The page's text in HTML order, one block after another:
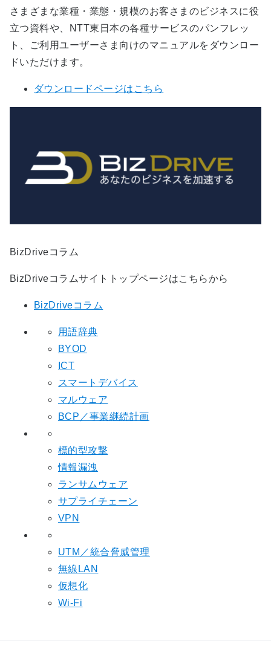
さまざまな業種・業態・規模のお客さまのビジネスに役
立つ資料や、NTT東日本の各種サービスのパンフレッ
ト、ご利用ユーザーさま向けのマニュアルをダウンロー
ドいただけます。
ダウンロードページはこちら
BizDriveコラム
BizDriveコラムサイトトップページはこちらから
BizDriveコラム
用語辞典
BYOD
ICT
スマートデバイス
マルウェア
BCP／事業継続計画
標的型攻撃
情報漏洩
ランサムウェア
サプライチェーン
VPN
UTM／統合脅威管理
無線LAN
仮想化
Wi-Fi